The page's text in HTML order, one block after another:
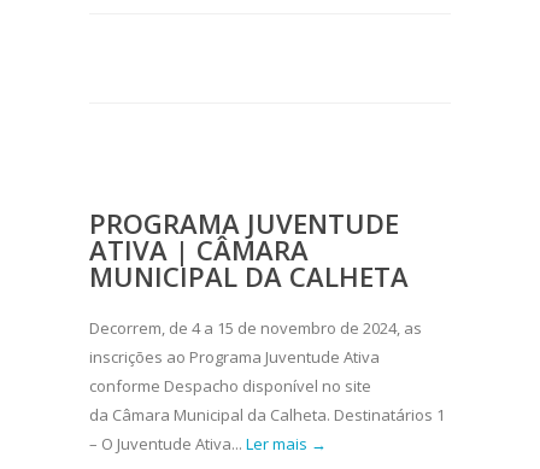
PROGRAMA JUVENTUDE
ATIVA | CÂMARA
MUNICIPAL DA CALHETA
Decorrem, de 4 a 15 de novembro de 2024, as
inscrições ao Programa Juventude Ativa
conforme Despacho disponível no site
da Câmara Municipal da Calheta. Destinatários 1
– O Juventude Ativa... Ler mais →